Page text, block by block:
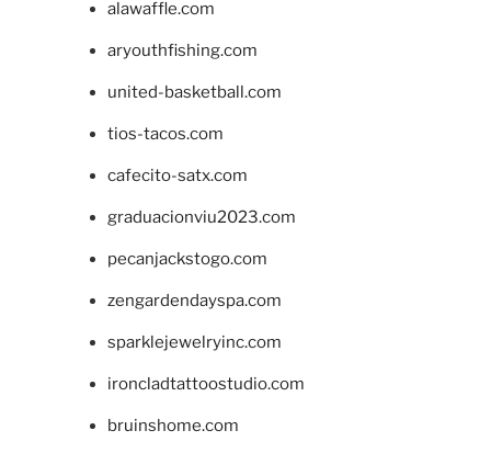
alawaffle.com
aryouthfishing.com
united-basketball.com
tios-tacos.com
cafecito-satx.com
graduacionviu2023.com
pecanjackstogo.com
zengardendayspa.com
sparklejewelryinc.com
ironcladtattoostudio.com
bruinshome.com